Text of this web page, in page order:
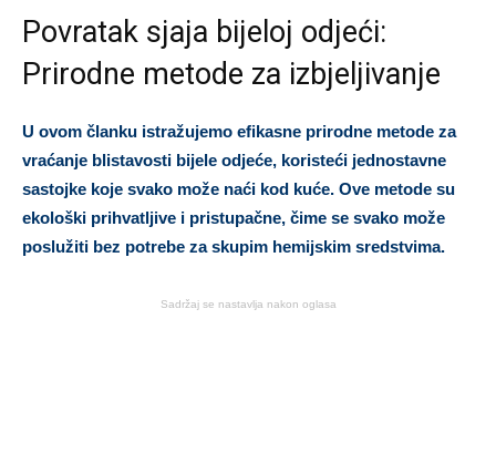
Povratak sjaja bijeloj odjeći:
Prirodne metode za izbjeljivanje
U ovom članku istražujemo efikasne prirodne metode za
vraćanje blistavosti bijele odjeće, koristeći jednostavne
sastojke koje svako može naći kod kuće. Ove metode su
ekološki prihvatljive i pristupačne, čime se svako može
poslužiti bez potrebe za skupim hemijskim sredstvima.
Sadržaj se nastavlja nakon oglasa